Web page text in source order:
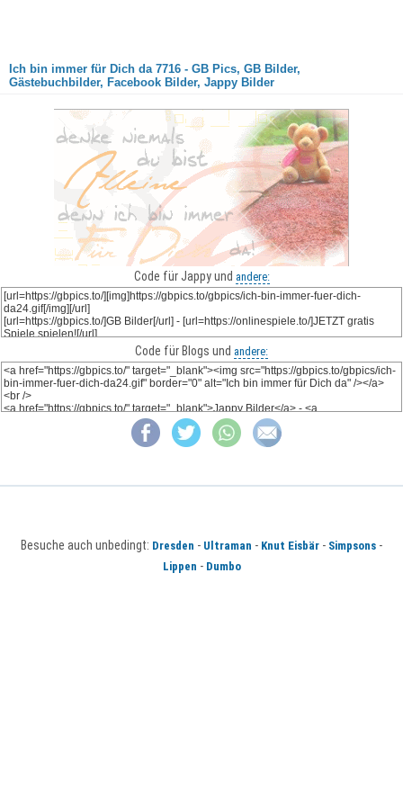
Ich bin immer für Dich da 7716 - GB Pics, GB Bilder,
Gästebuchbilder, Facebook Bilder, Jappy Bilder
Code für Jappy und andere:
Code für Blogs und andere:
Besuche auch unbedingt: Dresden - Ultraman - Knut Eisbär - Simpsons -
Lippen - Dumbo